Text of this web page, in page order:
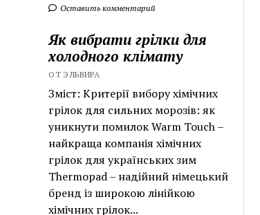
Оставить комментарий
Як вибрати грілки для
холодного клімату
ОТ ЭЛЬВИРА
Зміст: Критерії вибору хімічних
грілок для сильних морозів: як
уникнути помилок Warm Touch –
найкраща компанія хімічних
грілок для українських зим
Thermopad – надійний німецький
бренд із широкою лінійкою
хімічних грілок...